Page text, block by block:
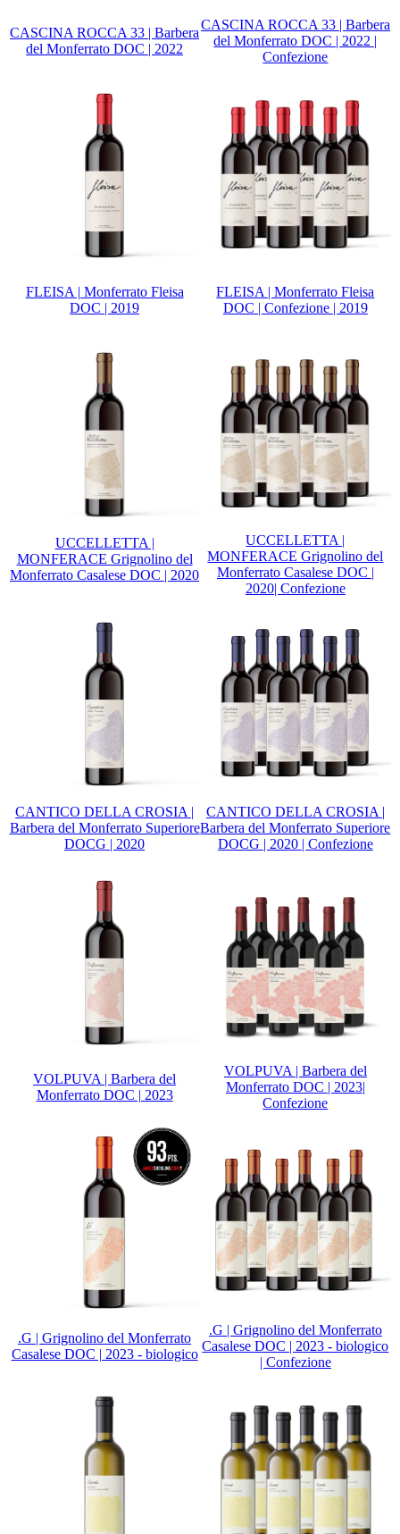
CASCINA ROCCA 33 | Barbera
del Monferrato DOC | 2022
CASCINA ROCCA 33 | Barbera
del Monferrato DOC | 2022 |
Confezione
FLEISA | Monferrato Fleisa
DOC | 2019
FLEISA | Monferrato Fleisa
DOC | Confezione | 2019
UCCELLETTA |
MONFERACE Grignolino del
Monferrato Casalese DOC | 2020
UCCELLETTA |
MONFERACE Grignolino del
Monferrato Casalese DOC |
2020| Confezione
CANTICO DELLA CROSIA |
Barbera del Monferrato Superiore
DOCG | 2020
CANTICO DELLA CROSIA |
Barbera del Monferrato Superiore
DOCG | 2020 | Confezione
VOLPUVA | Barbera del
Monferrato DOC | 2023
VOLPUVA | Barbera del
Monferrato DOC | 2023|
Confezione
.G | Grignolino del Monferrato
Casalese DOC | 2023 - biologico
.G | Grignolino del Monferrato
Casalese DOC | 2023 - biologico
| Confezione